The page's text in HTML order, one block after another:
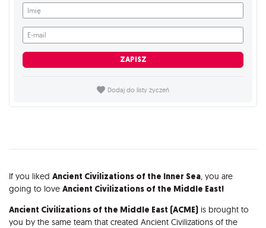
Imię
E-mail
ZAPISZ
Dodaj do listy życzeń
Opis
If you liked Ancient Civilizations of the Inner Sea, you are
going to love Ancient Civilizations of the Middle East!
Ancient Civilizations of the Middle East (ACME) is brought to
you by the same team that created Ancient Civilizations of the